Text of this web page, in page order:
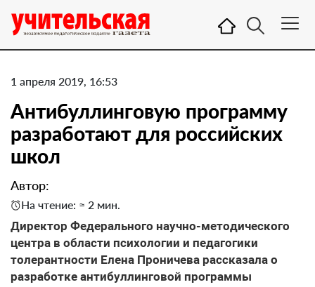
1 апреля 2019, 16:53
Антибуллинговую программу
разработают для российских
школ
Автор:
На чтение: ≈ 2 мин.
Директор Федерального научно-методического
центра в области психологии и педагогики
толерантности Елена Проничева рассказала о
разработке антибуллинговой программы